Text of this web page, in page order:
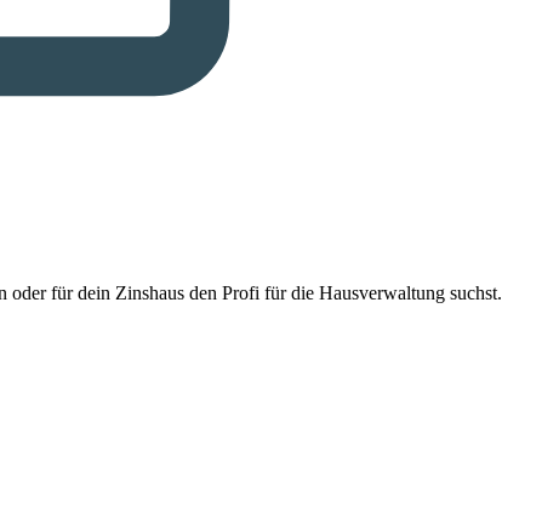
für dein Zinshaus den Profi für die Hausverwaltung suchst.